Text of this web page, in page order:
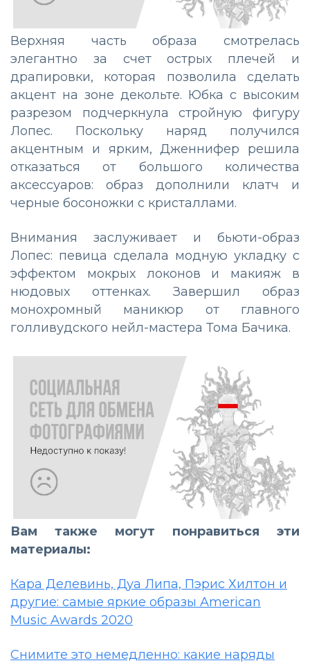
Верхняя часть образа смотрелась
элегантно за счет острых плечей и
драпировки, которая позволила сделать
акцент на зоне декольте. Юбка с высоким
разрезом подчеркнула стройную фигуру
Лопес. Поскольку наряд получился
акцентным и ярким, Дженнифер решила
отказаться от большого количества
аксессуаров: образ дополнили клатч и
черные босоножки с кристаллами.
Внимания заслуживает и бьюти-образ
Лопес: певица сделала модную укладку с
эффектом мокрых локонов и макияж в
нюдовых оттенках. Завершил образ
монохромный маникюр от главного
голливудского нейл-мастера Тома Бачика.
Вам также могут понравиться эти
материалы:
Кара Делевинь, Дуа Липа, Пэрис Хилтон и
другие: самые яркие образы American
Music Awards 2020
Снимите это немедленно: какие наряды